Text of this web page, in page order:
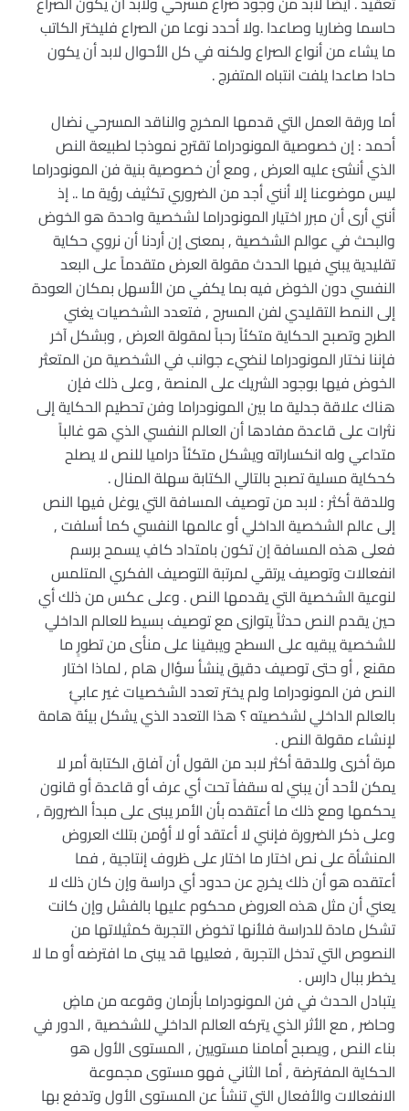
حاسما وضاريا وصاعدا .ولا أحدد نوعا من الصراع فليختر الكاتب
ما يشاء من أنواع الصراع ولكنه في كل الأحوال لابد أن يكون
حادا صاعدا يلفت انتباه المتفرج .
أما ورقة العمل التي قدمها المخرج والناقد المسرحي نضال
أحمد : إن خصوصية المونودراما تقترح نموذجا لطبيعة النص
الذي أنشئ عليه العرض , ومع أن خصوصية بنية فن المونودراما
ليس موضوعنا إلا أنني أجد من الضروري تكثيف رؤية ما .. إذ
أنني أرى أن مبرر اختيار المونودراما لشخصية واحدة هو الخوض
والبحث في عوالم الشخصية , بمعنى إن أردنا أن نروي حكاية
تقليدية يبني فيها الحدث مقولة العرض متقدماً على البعد
النفسي دون الخوض فيه بما يكفي من الأسهل بمكان العودة
إلى النمط التقليدي لفن المسرح , فتعدد الشخصيات يغني
الطرح وتصبح الحكاية متكئاً رحباً لمقولة العرض , وبشكل آخر
فإننا نختار المونودراما لنضيء جوانب في الشخصية من المتعثر
الخوض فيها بوجود الشريك على المنصة , وعلى ذلك فإن
هناك علاقة جدلية ما بين المونودراما وفن تحطيم الحكاية إلى
نثرات على قاعدة مفادها أن العالم النفسي الذي هو غالباً
متداعي وله انكساراته ويشكل متكئاً دراميا للنص لا يصلح
كحكاية مسلية تصبح بالتالي الكتابة سهلة المنال .
وللدقة أكثر : لابد من توصيف المسافة التي يوغل فيها النص
إلى عالم الشخصية الداخلي أو عالمها النفسي كما أسلفت ,
فعلى هذه المسافة إن تكون بامتداد كافٍ يسمح برسم
انفعالات وتوصيف يرتقي لمرتبة التوصيف الفكري المتلمس
لنوعية الشخصية التي يقدمها النص . وعلى عكس من ذلك أي
حين يقدم النص حدثاً يتوازى مع توصيف بسيط للعالم الداخلي
للشخصية يبقيه على السطح ويبقينا على منأى من تطورٍ ما
مقنع , أو حتى توصيف دقيق ينشأ سؤال هام , لماذا اختار
النص فن المونودراما ولم يختر تعدد الشخصيات غير عابئٍ
بالعالم الداخلي لشخصيته ؟ هذا التعدد الذي يشكل بيئة هامة
لإنشاء مقولة النص .
مرة أخرى وللدقة أكثر لابد من القول أن آفاق الكتابة أمر لا
يمكن لأحد أن يبني له سقفاً تحت أي عرف أو قاعدة أو قانون
يحكمها ومع ذلك ما أعتقده بأن الأمر يبنى على مبدأ الضرورة ,
وعلى ذكر الضرورة فإنني لا أعتقد أو لا أؤمن بتلك العروض
المنشأة على نص اختار ما اختار على ظروف إنتاجية , فما
أعتقده هو أن ذلك يخرج عن حدود أي دراسة وإن كان ذلك لا
يعني أن مثل هذه العروض محكوم عليها بالفشل وإن كانت
تشكل مادة للدراسة فلأنها تخوض التجربة كمثيلاتها من
النصوص التي تدخل التجربة , فعليها قد يبنى ما افترضه أو ما لا
يخطر ببال دارس .
يتبادل الحدث في فن المونودراما بأزمان وقوعه من ماضٍ
وحاضر , مع الأثر الذي يتركه العالم الداخلي للشخصية , الدور في
بناء النص , ويصبح أمامنا مستويين , المستوى الأول هو
الحكاية المفترضة , أما الثاني فهو مستوى مجموعة
الانفعالات والأفعال التي تنشأ عن المستوى الأول وتدفع بها